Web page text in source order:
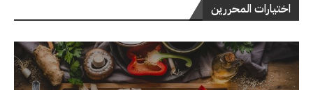
اختيارات المحررين